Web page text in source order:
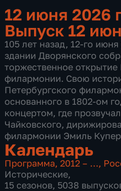
12 июня 2026
Выпуск 12
105 лет назад, 12-го
здании Дворянского
торжественное открытие
филармонии. Свою
Петербургского
основанного в 1802-ом
концертом, где
Чайковского,
филармонии Эмиль
Календарь
Программа,2012 – …,
Исторические,
15 сезонов, 5038